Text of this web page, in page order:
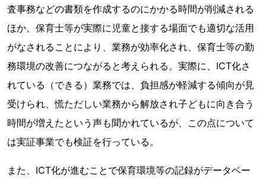
査事務などの書類を作成するのにかかる時間が削減される
ほか、保育士等が実際に児童と接する場面でも適切な活用
がなされることにより、業務が効率化され、保育士等の勤
務環境の改善につながると考えられる。実際に、ICT化さ
れている（できる）業務では、負担感が軽減する傾向が見
受けられ、慌ただしい業務から解放され子どもに向き合う
時間が増えたという声も聞かれているが、この点について
は実証事業でも検証を行っている。
また、ICT化が進むことで保育環境等の記録がデータベー